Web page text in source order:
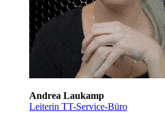
Andrea Laukamp
Leiterin TT-Service-Büro